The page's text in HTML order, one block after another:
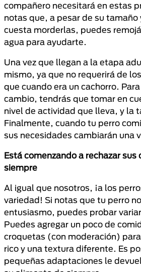
compañero necesitará en estas
notas que, a pesar de su tamaño
cuesta morderlas, puedes
agua para ayudarte.
Una vez que llegan a la etapa
mismo, ya que no requerirá de
que cuando era un cachorro.
cambio, tendrás que tomar en
nivel de actividad que lleva, y la
Finalmente, cuando tu perro
sus necesidades cambiarán una
Está comenzando a rechazar sus
siempre
Al igual que nosotros, ¡a los
variedad! Si notas que tu perro
entusiasmo, puedes probar
Puedes agregar un poco de
croquetas (con moderación)
rico y una textura diferente. Es
pequeñas adaptaciones le